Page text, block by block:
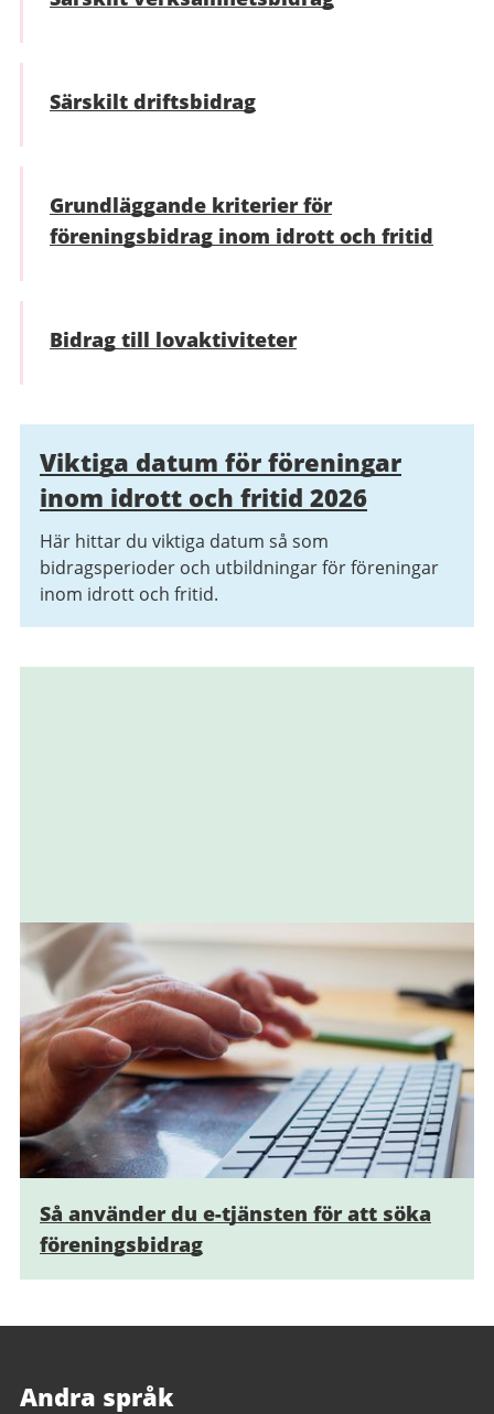
Särskilt driftsbidrag
Grundläggande kriterier för
föreningsbidrag inom idrott och fritid
Bidrag till lovaktiviteter
Relaterad
information
Viktiga datum för föreningar
inom idrott och fritid 2026
Här hittar du viktiga datum så som
bidragsperioder och utbildningar för föreningar
inom idrott och fritid.
Så använder du e-tjänsten för att söka
föreningsbidrag
Andra språk